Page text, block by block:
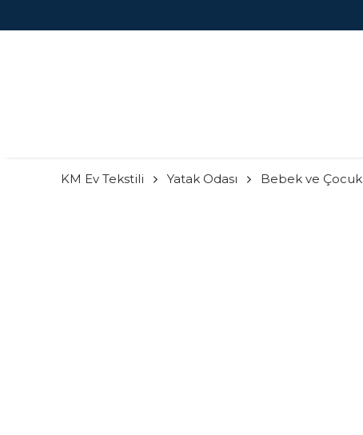
KM Ev Tekstili Yatak Odası Bebek ve Çocuk